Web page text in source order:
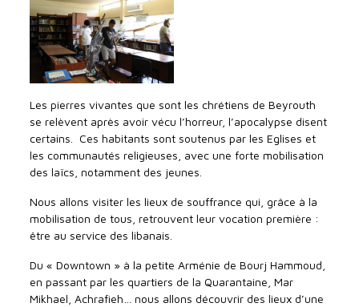
Les pierres vivantes que sont les chrétiens de Beyrouth
se relèvent après avoir vécu l’horreur, l’apocalypse disent
certains. Ces habitants sont soutenus par les Eglises et
les communautés religieuses, avec une forte mobilisation
des laïcs, notamment des jeunes.
Nous allons visiter les lieux de souffrance qui, grâce à la
mobilisation de tous, retrouvent leur vocation première :
être au service des libanais.
Du « Downtown » à la petite Arménie de Bourj Hammoud,
en passant par les quartiers de la Quarantaine, Mar
Mikhael, Achrafieh… nous allons découvrir des lieux d’une